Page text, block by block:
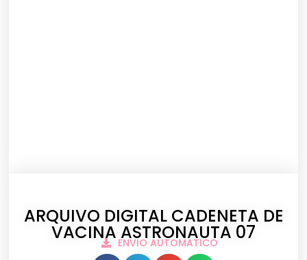
ARQUIVO DIGITAL CADENETA DE
VACINA ASTRONAUTA 07
ENVIO AUTOMATICO